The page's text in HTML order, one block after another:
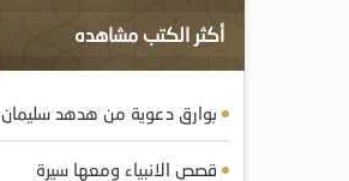
أكثر الكتب مشاهده
بوارق دعوية من هدهد سليمان
قصص الانبياء ومعها سيرة